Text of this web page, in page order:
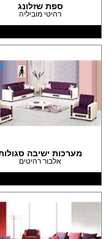
ספת שזלונג
רהיטי מוביליה
מערכות ישיבה
אלבור רהיטים